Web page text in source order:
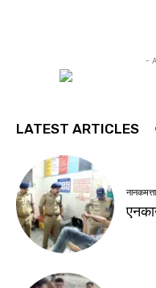
-
LATEST ARTICLES
नानकमत्ता